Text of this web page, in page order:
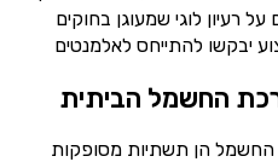
רעיון לוגי שמעוגן בחוקים
יבקשו להתייחס לאלמנטים
החשמל הביתית
הן תשתיות מסופקות